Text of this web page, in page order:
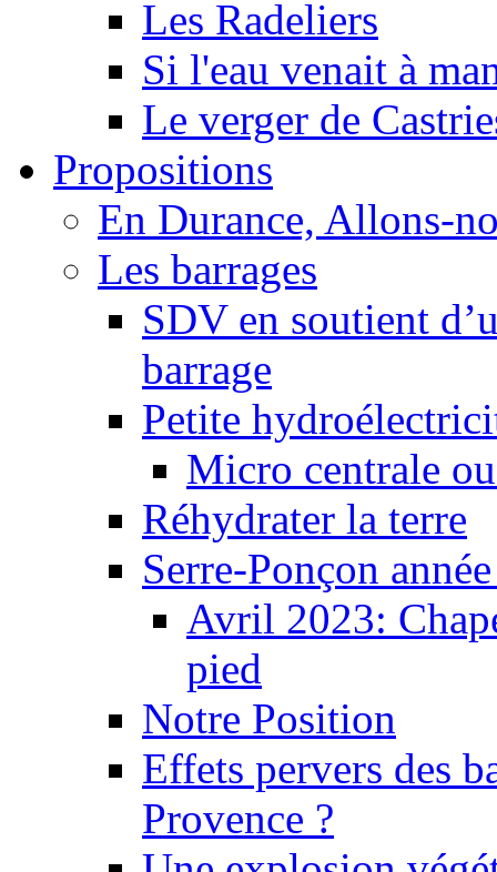
Les Radeliers
Si l'eau venait à
Le verger de
Propositions
En Durance, Allons-
Les barrages
SDV en soutient
barrage
Petite
Micro centrale
Réhydrater la terre
Serre-Ponçon
Avril 2023:
pied
Notre Position
Effets pervers des
Provence ?